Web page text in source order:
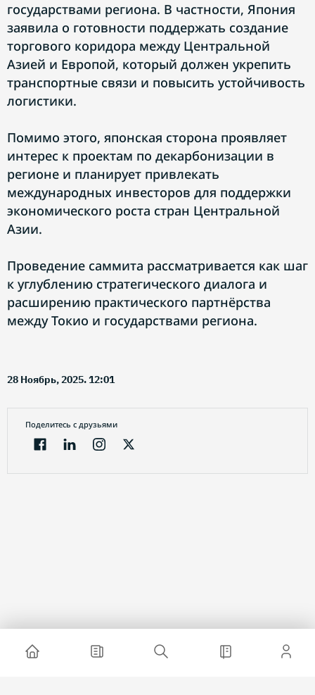
государствами региона. В частности, Япония
заявила о готовности поддержать создание
торгового коридора между Центральной
Азией и Европой, который должен укрепить
транспортные связи и повысить устойчивость
логистики.
Помимо этого, японская сторона проявляет
интерес к проектам по декарбонизации в
регионе и планирует привлекать
международных инвесторов для поддержки
экономического роста стран Центральной
Азии.
Проведение саммита рассматривается как шаг
к углублению стратегического диалога и
расширению практического партнёрства
между Токио и государствами региона.
28 Ноябрь, 2025. 12:01
Поделитесь с друзьями